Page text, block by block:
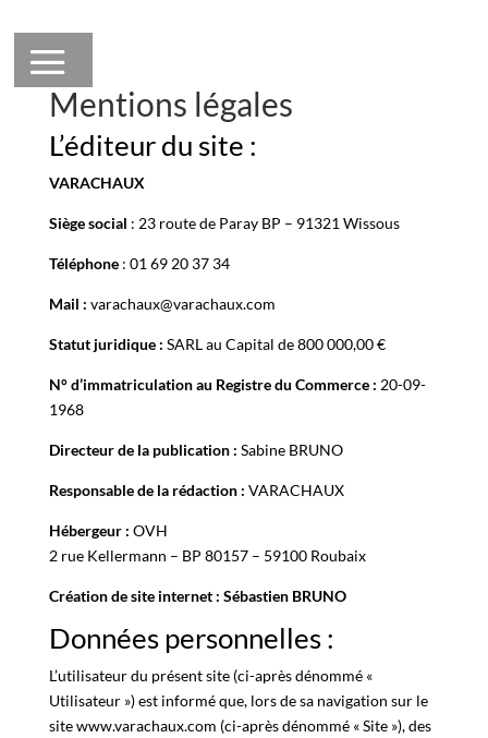
Mentions légales
L’éditeur du site :
VARACHAUX
Siège social : 23 route de Paray BP – 91321 Wissous
Téléphone: 01 69 20 37 34
Mail : varachaux@varachaux.com
Statut juridique : SARL au Capital de 800 000,00 €
N° d’immatriculation au Registre du Commerce : 20-09-
1968
Directeur de la publication : Sabine BRUNO
Responsable de la rédaction : VARACHAUX
Hébergeur : OVH
2 rue Kellermann – BP 80157 – 59100 Roubaix
Création de site internet : Sébastien BRUNO
Données personnelles :
L’utilisateur du présent site (ci-après dénommé «
Utilisateur ») est informé que, lors de sa navigation sur le
site www.varachaux.com (ci-après dénommé « Site »), des